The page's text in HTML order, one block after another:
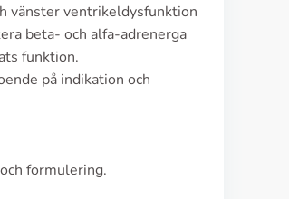
vänster ventrikeldysfunktion
beta- och alfa-adrenerga
funktion.
på indikation och
formulering.